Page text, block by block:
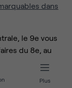
Plus
dans
le 9e vous
du 8e, au
Nord. C’est l’un
pour
louer des